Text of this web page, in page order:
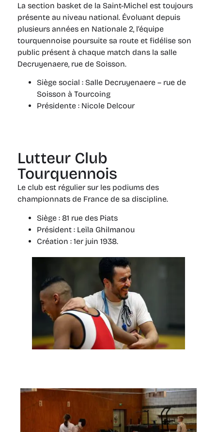
La section basket de la Saint-Michel est toujours
présente au niveau national. Évoluant depuis
plusieurs années en Nationale 2, l’équipe
tourquennoise poursuite sa route et fidélise son
public présent à chaque match dans la salle
Decruyenaere, rue de Soisson.
Siège social : Salle Decruyenaere – rue de
Soisson à Tourcoing
Présidente : Nicole Delcour
Lutteur Club
Tourquennois
Le club est régulier sur les podiums des
championnats de France de sa discipline.
Siège : 81 rue des Piats
Président : Leïla Ghilmanou
Création : 1er juin 1938.